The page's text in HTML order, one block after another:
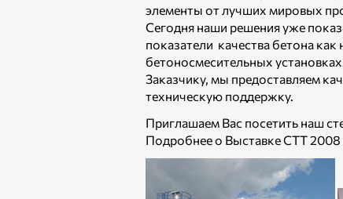
элементы от лучших мировых
Сегодня наши решения уже
показатели качества бетона
бетоносмесительных
Заказчику, мы предоставляем
техническую поддержку.
Приглашаем Вас посетить наш
Подробнее о Выставке СТТ 2008